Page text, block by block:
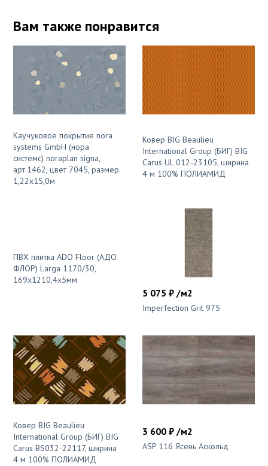
Вам также понравится
Каучуковое покрытие nora
systems GmbH (нора
системс) noraplan signa,
арт.1462, цвет 7045, размер
1,22х15,0м
Ковер BIG Beaulieu
International Group (БИГ) BIG
Carus UL 012-23105, ширина
4 м 100% ПОЛИАМИД
ПВХ плитка ADO Floor (АДО
ФЛОР) Larga 1170/30,
169х1210,4х5мм
5 075 ₽ /м2
Imperfection Grit 975
Ковер BIG Beaulieu
International Group (БИГ) BIG
Carus BS032-22117, ширина
4 м 100% ПОЛИАМИД
3 600 ₽ /м2
ASP 116 Ясень Аскольд